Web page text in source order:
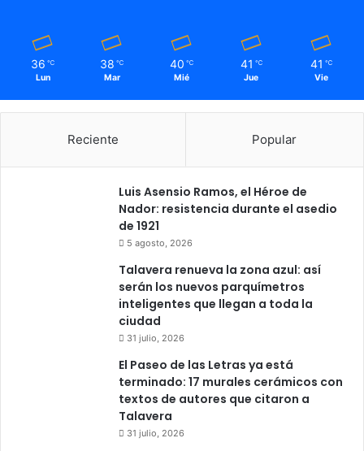
36 ℃
Lun
38 ℃
Mar
40 ℃
Mié
41 ℃
Jue
41 ℃
Vie
Reciente Popular
Luis Asensio Ramos, el Héroe de
Nador: resistencia durante el asedio
de 1921
5 agosto, 2026
Talavera renueva la zona azul: así
serán los nuevos parquímetros
inteligentes que llegan a toda la
ciudad
31 julio, 2026
El Paseo de las Letras ya está
terminado: 17 murales cerámicos con
textos de autores que citaron a
Talavera
31 julio, 2026